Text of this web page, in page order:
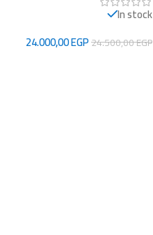
In stock
24.500,00EGP
24.000,00EGP